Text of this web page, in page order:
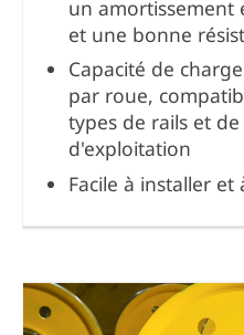
un amortissement
et une bonne
Capacité de
par roue,
types de rails et
d'exploitation
Facile à installer